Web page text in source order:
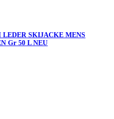
LEDER SKIJACKE MENS
Gr 50 L NEU